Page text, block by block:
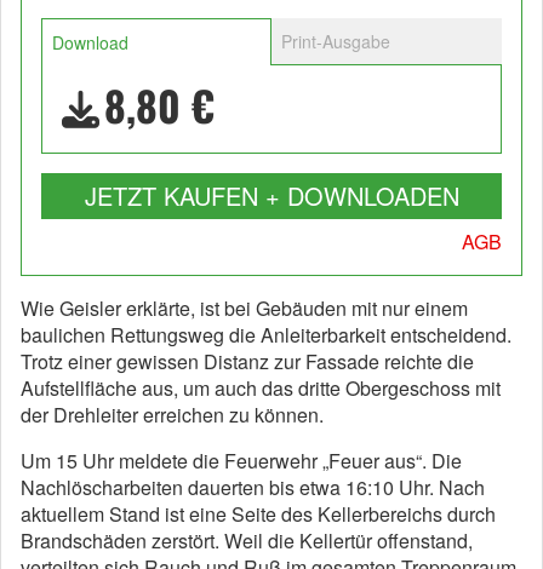
Download Print-Ausgabe
8,80 €
JETZT KAUFEN + DOWNLOADEN
AGB
Wie Geisler erklärte, ist bei Gebäuden mit nur einem
baulichen Rettungsweg die Anleiterbarkeit entscheidend.
Trotz einer gewissen Distanz zur Fassade reichte die
Aufstellfläche aus, um auch das dritte Obergeschoss mit
der Drehleiter erreichen zu können.
Um 15 Uhr meldete die Feuerwehr „Feuer aus“. Die
Nachlöscharbeiten dauerten bis etwa 16:10 Uhr. Nach
aktuellem Stand ist eine Seite des Kellerbereichs durch
Brandschäden zerstört. Weil die Kellertür offenstand,